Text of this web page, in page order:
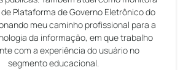
Plataforma de Governo Eletrônico do
meu caminho profissional para a
da informação, em que trabalho
com a experiência do usuário no
segmento educacional.